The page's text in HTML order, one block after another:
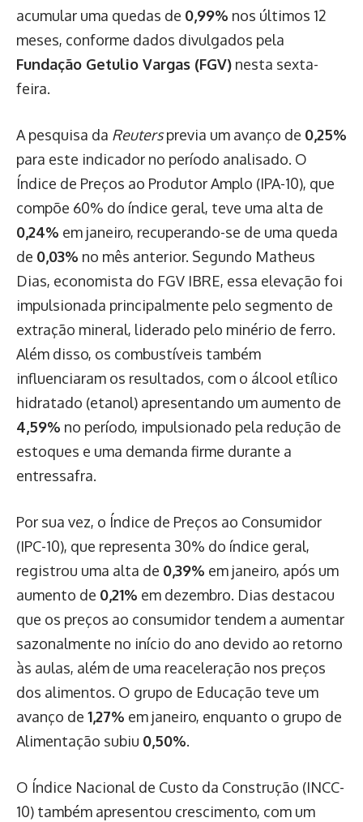
acumular uma quedas de 0,99% nos últimos 12
meses, conforme dados divulgados pela
Fundação Getulio Vargas (FGV) nesta sexta-
feira.
A pesquisa da Reutersprevia um avanço de 0,25%
para este indicador no período analisado. O
Índice de Preços ao Produtor Amplo (IPA-10), que
compõe 60% do índice geral, teve uma alta de
0,24% em janeiro, recuperando-se de uma queda
de 0,03% no mês anterior. Segundo Matheus
Dias, economista do FGV IBRE, essa elevação foi
impulsionada principalmente pelo segmento de
extração mineral, liderado pelo minério de ferro.
Além disso, os combustíveis também
influenciaram os resultados, com o álcool etílico
hidratado (etanol) apresentando um aumento de
4,59% no período, impulsionado pela redução de
estoques e uma demanda firme durante a
entressafra.
Por sua vez, o Índice de Preços ao Consumidor
(IPC-10), que representa 30% do índice geral,
registrou uma alta de 0,39% em janeiro, após um
aumento de 0,21% em dezembro. Dias destacou
que os preços ao consumidor tendem a aumentar
sazonalmente no início do ano devido ao retorno
às aulas, além de uma reaceleração nos preços
dos alimentos. O grupo de Educação teve um
avanço de 1,27% em janeiro, enquanto o grupo de
Alimentação subiu 0,50%.
O Índice Nacional de Custo da Construção (INCC-
10) também apresentou crescimento, com um